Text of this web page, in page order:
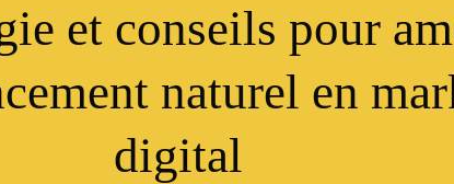
et conseils pour
naturel en
digital